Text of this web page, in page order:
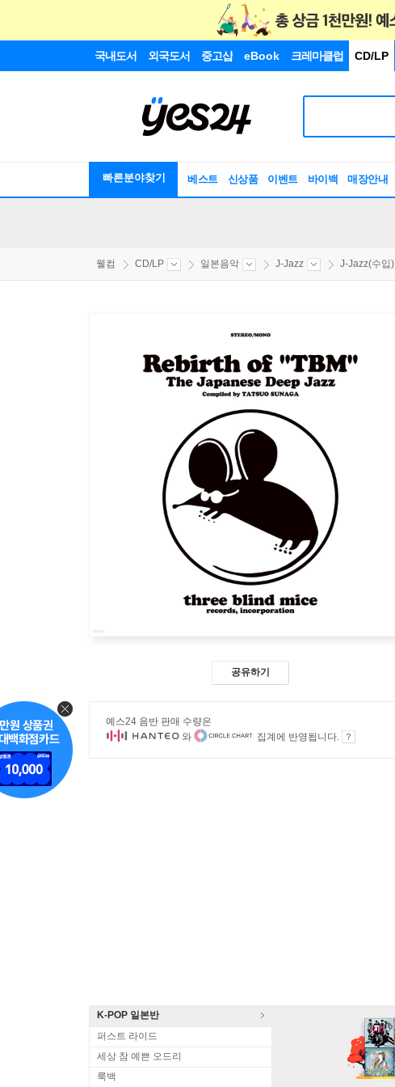
국내도서 외국도서 중고샵 eBook 크레마클럽 CD/LP
빠른분야찾기 베스트 신상품 이벤트 바이백 매장안내
웰컴 CD/LP 일본음악 J-Jazz J-Jazz(수입)
공유하기
예스24 음반 판매 수량은
와
집계에 반영됩니다.
K-POP 일본반
퍼스트 라이드
세상 참 예쁜 오드리
룩백